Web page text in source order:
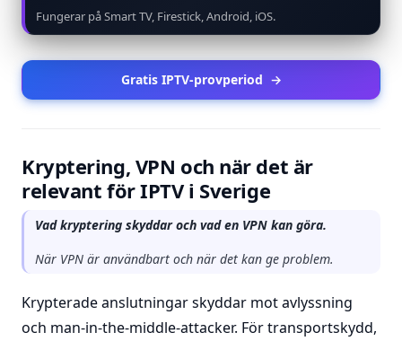
Fungerar på Smart TV, Firestick, Android, iOS.
Gratis IPTV-provperiod →
Kryptering, VPN och när det är
relevant för IPTV i Sverige
Vad kryptering skyddar och vad en VPN kan göra.
När VPN är användbart och när det kan ge problem.
Krypterade anslutningar skyddar mot avlyssning
och man-in-the-middle-attacker. För transportskydd,